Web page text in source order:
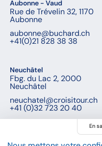
Aubonne - Vaud
Rue de Trévelin 32, 1170
Aubonne
aubonne@buchard.ch
+41(0)21 828 38 38
Neuchâtel
Fbg. du Lac 2, 2000
Neuchâtel
neuchatel@croisitour.ch
+41 (0)32 723 20 40
En